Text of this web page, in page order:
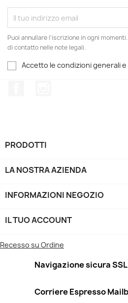
Puoi annullare l'iscrizione in ogni
di contatto nelle note legali.
Accetto le condizioni generali
PRODOTTI
LA NOSTRA AZIENDA
INFORMAZIONI NEGOZIO
IL TUO ACCOUNT
Recesso su Ordine
Navigazione sicura SSL
Corriere Espresso